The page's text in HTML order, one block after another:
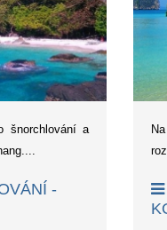
šnorchlování a
-